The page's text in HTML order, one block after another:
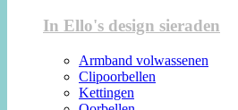
In Ello's design sieraden
Armband volwassenen
Clipoorbellen
Kettingen